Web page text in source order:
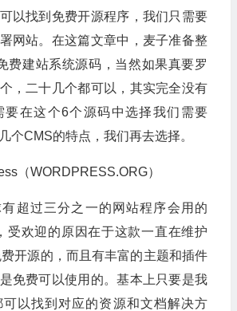
以找到免费开源程序，我们只需要
网站。在这篇文章中，麦子准备整
费建站系统源码，当然如果真要罗
，二十几个都可以，其实完全没有
要在这个6个源码中选择我们需要
个CMS的特点，我们再去选择。
（WORDPRESS.ORG）
有超过三分之一的网站程序会用的
受欢迎的原因在于这款一直在维护
开源的，而且有丰富的主题和插件
免费可以使用的。基本上只要是我
以找到对应的资源和文档解决方